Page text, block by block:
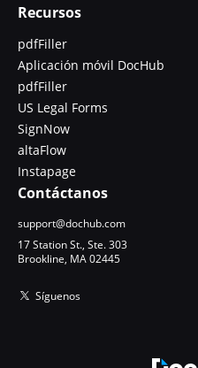
Recursos
pdfFiller
Aplicación móvil DocHub
pdfFiller
US Legal Forms
SignNow
altaFlow
Instapage
Contáctanos
support@dochub.com
17 Station St., Ste. 303
Brookline, MA 02445
Síguenos